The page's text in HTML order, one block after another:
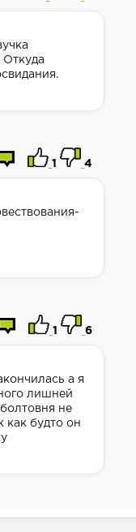
1 4
1 6
а я
лишней
не
как будто он